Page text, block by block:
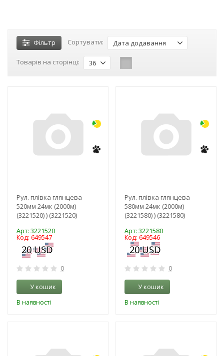
Фільтр Сортувати: Дата додавання
Товарів на сторінці: 36
Рул. плівка глянцева
520мм 24мк (2000м)
(3221520) ) (3221520)
Арт: 3221520
Код: 649547
0
У кошик
В наявності
Рул. плівка глянцева
580мм 24мк (2000м)
(3221580) ) (3221580)
Арт: 3221580
Код: 649546
0
У кошик
В наявності